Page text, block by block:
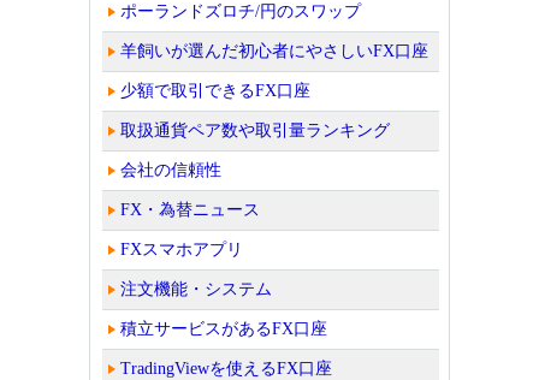
ポーランドズロチ/円のスワップ
羊飼いが選んだ初心者にやさしいFX口座
少額で取引できるFX口座
取扱通貨ペア数や取引量ランキング
会社の信頼性
FX・為替ニュース
FXスマホアプリ
注文機能・システム
積立サービスがあるFX口座
TradingViewを使えるFX口座